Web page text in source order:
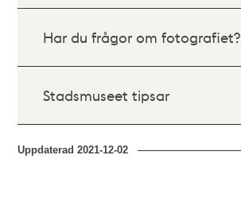
Har du frågor om fotografiet?
Stadsmuseet tipsar
Uppdaterad2021-12-02